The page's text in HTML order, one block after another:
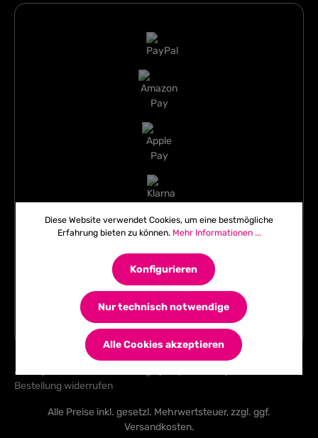
AGB
Bestellung widerrufen
Alle Preise inkl. gesetzl. Mehrwertsteuer, zzgl. ggf.
Versandkosten.
Diese Website verwendet Cookies, um eine bestmögliche
Erfahrung bieten zu können. Mehr Informationen ...
Nur technisch notwendige
Konfigurieren
Alle Cookies akzeptieren